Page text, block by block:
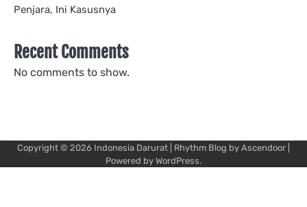
Penjara, Ini Kasusnya
Recent Comments
No comments to show.
Copyright © 2026 Indonesia Darurat | Rhythm Blog by Ascendoor
Powered by WordPress.